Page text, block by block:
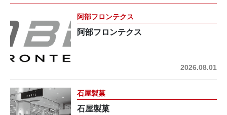
阿部フロンテクス
阿部フロンテクス
2026.08.01
石屋製菓
石屋製菓